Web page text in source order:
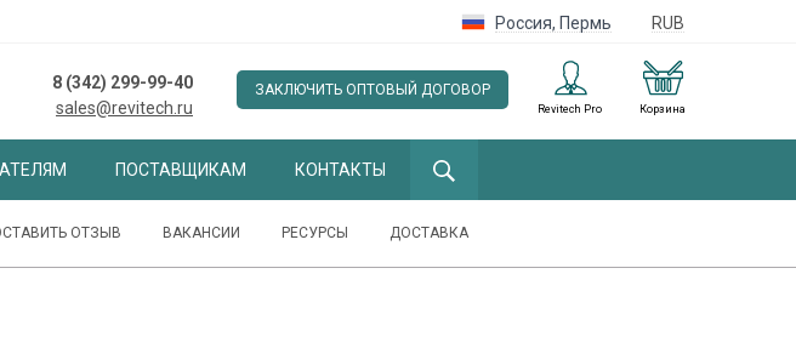
Россия, Пермь RUB
Корзина
Revitech Pro
ЗАКЛЮЧИТЬ ОПТОВЫЙ ДОГОВОР
8 (342) 299-99-40
sales@revitech.ru
ПОСТАВЩИКАМ КОНТАКТЫ
ОТЗЫВ ВАКАНСИИ РЕСУРСЫ ДОСТАВКА